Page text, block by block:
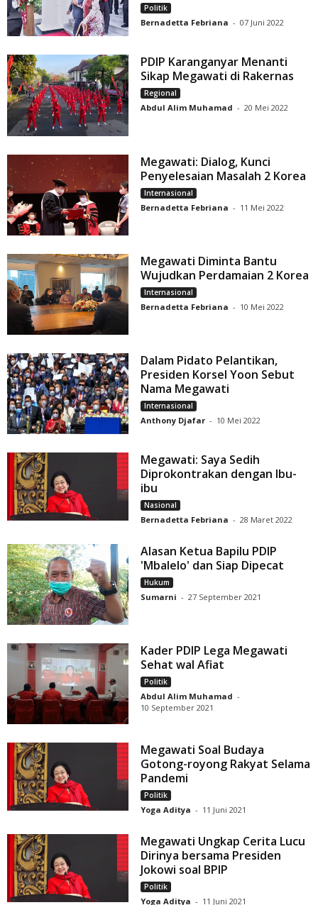
Politik
Bernadetta Febriana - 07 Juni 2022
PDIP Karanganyar Menanti
Sikap Megawati di Rakernas
Regional
Abdul Alim Muhamad - 20 Mei 2022
Megawati: Dialog, Kunci
Penyelesaian Masalah 2 Korea
Internasional
Bernadetta Febriana - 11 Mei 2022
Megawati Diminta Bantu
Wujudkan Perdamaian 2 Korea
Internasional
Bernadetta Febriana - 10 Mei 2022
Dalam Pidato Pelantikan,
Presiden Korsel Yoon Sebut
Nama Megawati
Internasional
Anthony Djafar - 10 Mei 2022
Megawati: Saya Sedih
Diprokontrakan dengan Ibu-
ibu
Nasional
Bernadetta Febriana - 28 Maret 2022
Alasan Ketua Bapilu PDIP
'Mbalelo' dan Siap Dipecat
Hukum
Sumarni - 27 September 2021
Kader PDIP Lega Megawati
Sehat wal Afiat
Politik
Abdul Alim Muhamad -
10 September 2021
Megawati Soal Budaya
Gotong-royong Rakyat Selama
Pandemi
Politik
Yoga Aditya - 11 Juni 2021
Megawati Ungkap Cerita Lucu
Dirinya bersama Presiden
Jokowi soal BPIP
Politik
Yoga Aditya - 11 Juni 2021